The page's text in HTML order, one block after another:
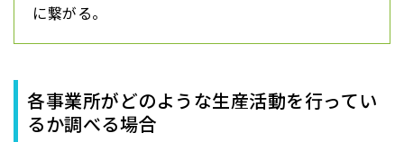
に繋がる。
各事業所がどのような生産活動を行ってい
るか調べる場合